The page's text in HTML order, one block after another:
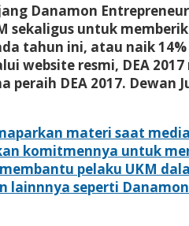
Danamon
sekaligus untuk
tahun ini, atau naik
website resmi, DEA
peraih DEA 2017.